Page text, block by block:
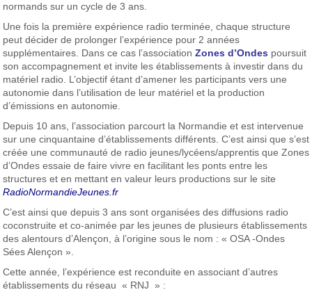
normands sur un cycle de 3 ans.
Une fois la première expérience radio terminée, chaque structure
peut décider de prolonger l’expérience pour 2 années
supplémentaires. Dans ce cas l’association Zones d’Ondes poursuit
son accompagnement et invite les établissements à investir dans du
matériel radio. L’objectif étant d’amener les participants vers une
autonomie dans l’utilisation de leur matériel et la production
d’émissions en autonomie.
Depuis 10 ans, l’association parcourt la Normandie et est intervenue
sur une cinquantaine d’établissements différents. C’est ainsi que s’est
créée une communauté de radio jeunes/lycéens/apprentis que Zones
d’Ondes essaie de faire vivre en facilitant les ponts entre les
structures et en mettant en valeur leurs productions sur le site
RadioNormandieJeunes.fr
C’est ainsi que depuis 3 ans sont organisées des diffusions radio
coconstruite et co-animée par les jeunes de plusieurs établissements
des alentours d’Alençon, à l’origine sous le nom : « OSA -Ondes
Sées Alençon ».
Cette année, l’expérience est reconduite en associant d’autres
établissements du réseau « RNJ » :